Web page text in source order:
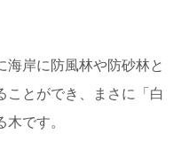
太を使った空間・施工事例10
事例をご紹介するシリーズ。 今回は、
海岸に防風林や防砂林と
ことができ、まさに「白
です。